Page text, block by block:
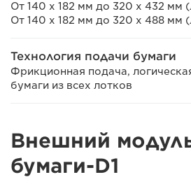
От 140 x 182 мм до 320 x 432 мм
От 140 x 182 мм до 320 x 488 мм
Технология подачи бумаги
Фрикционная подача,
бумаги из всех лотков
Внешний
бумаги-D1